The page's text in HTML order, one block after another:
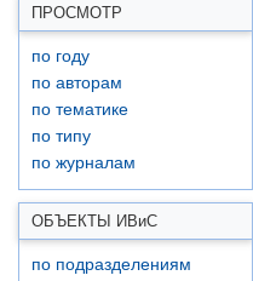
ПРОСМОТР
по году
по авторам
по тематике
по типу
по журналам
ОБЪЕКТЫ ИВиС
по подразделениям